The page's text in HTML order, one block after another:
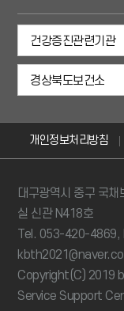
건강증진관련기관
경상북도보건소
개인정보처리방침
대구광역시 중구 국
실 신관 N418호
Tel. 053-420-4869,
Copyright(C) 2019
Service Support